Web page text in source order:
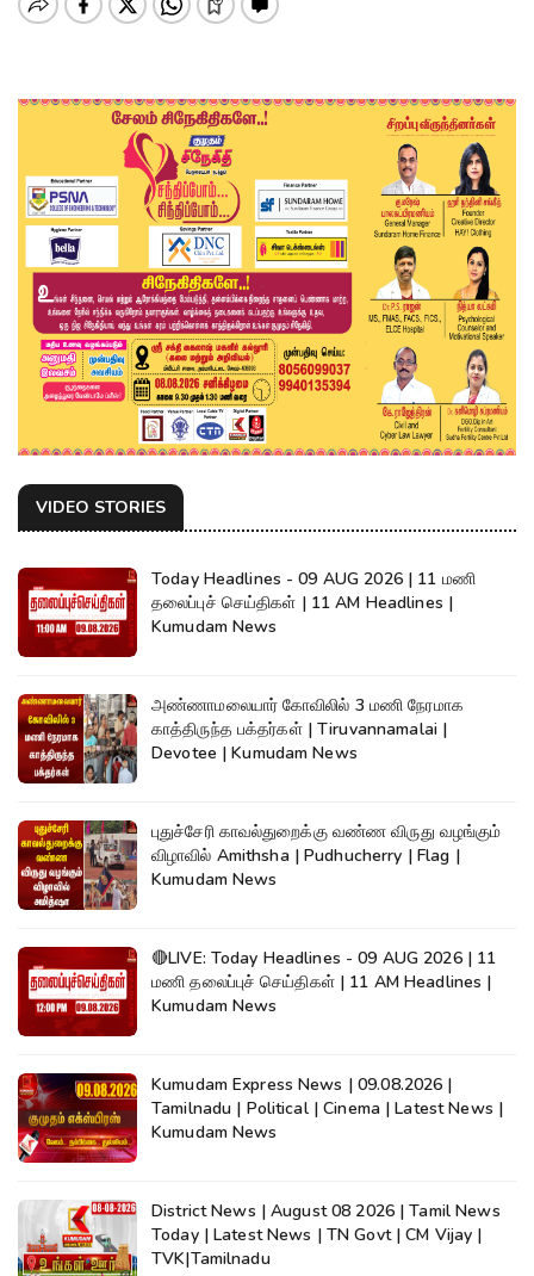
VIDEO STORIES
Today Headlines - 09 AUG 2026 | 11 மணி
தலைப்புச் செய்திகள் | 11 AM Headlines |
Kumudam News
அண்ணாமலையார் கோவிலில் 3 மணி நேரமாக
காத்திருந்த பக்தர்கள் | Tiruvannamalai |
Devotee | Kumudam News
புதுச்சேரி காவல்துறைக்கு வண்ண விருது வழங்கும்
விழாவில் Amithsha | Pudhucherry | Flag |
Kumudam News
🔴LIVE: Today Headlines - 09 AUG 2026 | 11
மணி தலைப்புச் செய்திகள் | 11 AM Headlines |
Kumudam News
Kumudam Express News | 09.08.2026 |
Tamilnadu | Political | Cinema | Latest News |
Kumudam News
District News | August 08 2026 | Tamil News
Today | Latest News | TN Govt | CM Vijay |
TVK|Tamilnadu